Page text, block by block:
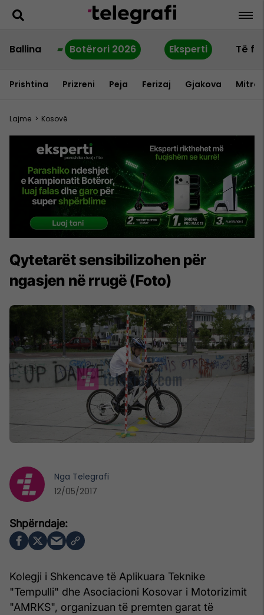
Ballina Botërori 2026 Eksperti Të
Prishtina Prizreni Peja Ferizaj Gjakova
Lajme > Kosovë
Qytetarët sensibilizohen për
ngasjen në rrugë (Foto)
Kolegji i Shkencave të Aplikuara Teknike
"Tempulli" dhe Asociacioni Kosovar i Motorizimit
"AMRKS", organizuan të premten garat të
Nga Telegrafi
12/05/2017